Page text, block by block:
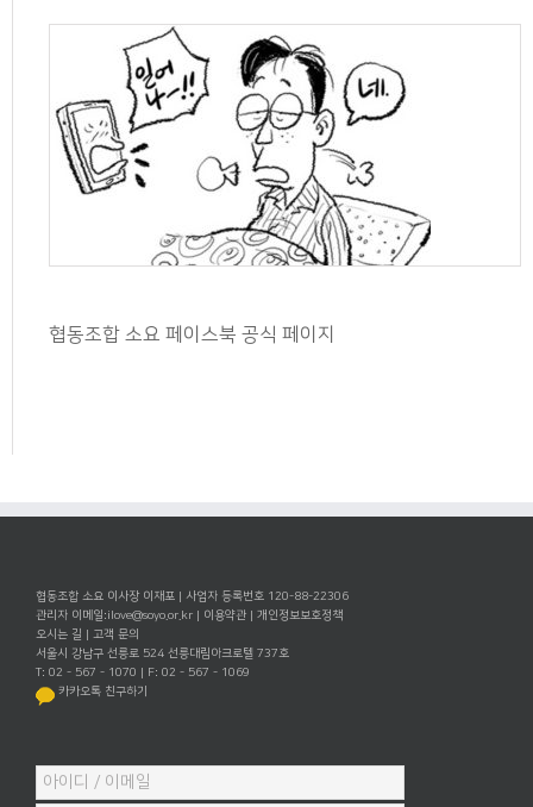
협동조합 소요 페이스북 공식 페이지
협동조합 소요 이사장 이재포 | 사업자 등록번호 120-88-22306
관리자 이메일:ilove@soyo.or.kr | 이용약관 | 개인정보보호정책
오시는 길 | 고객 문의
서울시 강남구 선릉로 524 선릉대림아크로텔 737호
T: 02 - 567 - 1070 | F: 02 - 567 - 1069
카카오톡 친구하기